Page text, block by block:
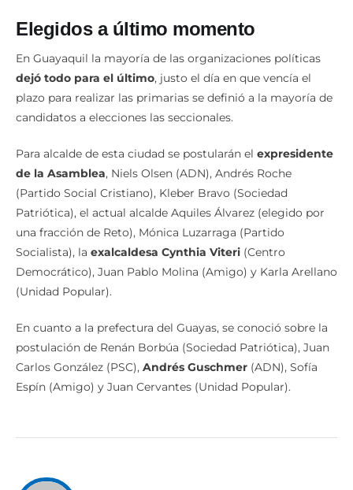
Elegidos a último momento
En Guayaquil la mayoría de las organizaciones políticas
dejó todo para el último, justo el día en que vencía el
plazo para realizar las primarias se definió a la mayoría de
candidatos a elecciones las seccionales.
Para alcalde de esta ciudad se postularán el expresidente
de la Asamblea, Niels Olsen (ADN), Andrés Roche
(Partido Social Cristiano), Kleber Bravo (Sociedad
Patriótica), el actual alcalde Aquiles Álvarez (elegido por
una fracción de Reto), Mónica Luzarraga (Partido
Socialista), la exalcaldesa Cynthia Viteri (Centro
Democrático), Juan Pablo Molina (Amigo) y Karla Arellano
(Unidad Popular).
En cuanto a la prefectura del Guayas, se conoció sobre la
postulación de Renán Borbúa (Sociedad Patriótica), Juan
Carlos González (PSC), Andrés Guschmer (ADN), Sofía
Espín (Amigo) y Juan Cervantes (Unidad Popular).